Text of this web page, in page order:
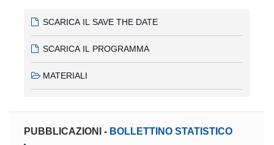
SCARICA IL SAVE THE DATE
SCARICA IL PROGRAMMA
MATERIALI
PUBBLICAZIONI - BOLLETTINO STATISTICO